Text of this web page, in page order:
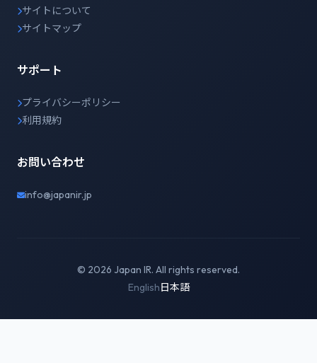
サイトについて
サイトマップ
サポート
プライバシーポリシー
利用規約
お問い合わせ
info@japanir.jp
© 2026 Japan IR. All rights reserved.
English日本語